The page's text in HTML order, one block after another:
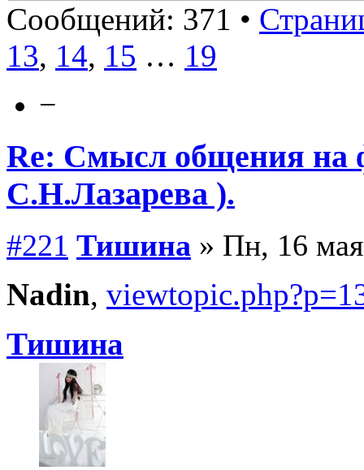
Сообщений: 371 •
13, 14, 15 … 19
−
Re: Смысл общения на
С.Н.Лазарева ).
#221 Тишина » Пн, 16
Nadin,
Тишина